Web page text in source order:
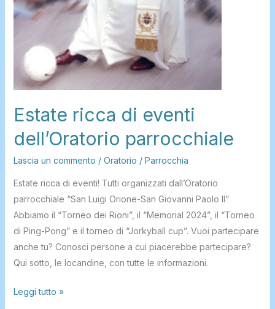
Estate ricca di eventi
dell’Oratorio parrocchiale
Lascia un commento / Oratorio / Parrocchia
Estate ricca di eventi! Tutti organizzati dall’Oratorio
parrocchiale “San Luigi Orione-San Giovanni Paolo II”
Abbiamo il “Torneo dei Rioni”, il “Memorial 2024”, il “Torneo
di Ping-Pong” e il torneo di “Jorkyball cup”. Vuoi partecipare
anche tu? Conosci persone a cui piacerebbe partecipare?
Qui sotto, le locandine, con tutte le informazioni.
Leggi tutto »